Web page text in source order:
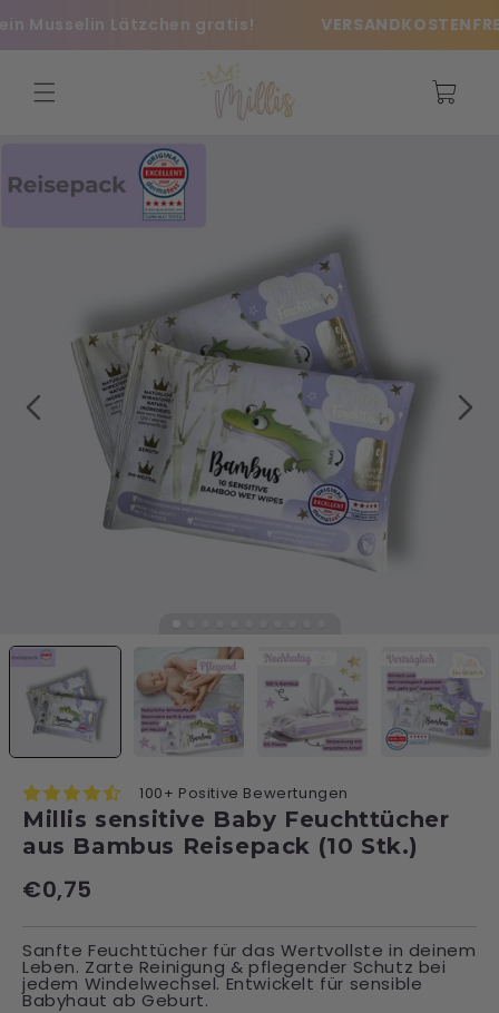
zum
Inhalt
Lätzchen gratis! VERSANDKOSTENFREI
Warenkorb
100+ Positive Bewertungen
Millis sensitive Baby Feuchttücher
aus Bambus Reisepack (10 Stk.)
€0,75
Sanfte Feuchttücher für das Wertvollste in deinem
Leben. Zarte Reinigung & pflegender Schutz bei
jedem Windelwechsel. Entwickelt für sensible
Babyhaut ab Geburt.